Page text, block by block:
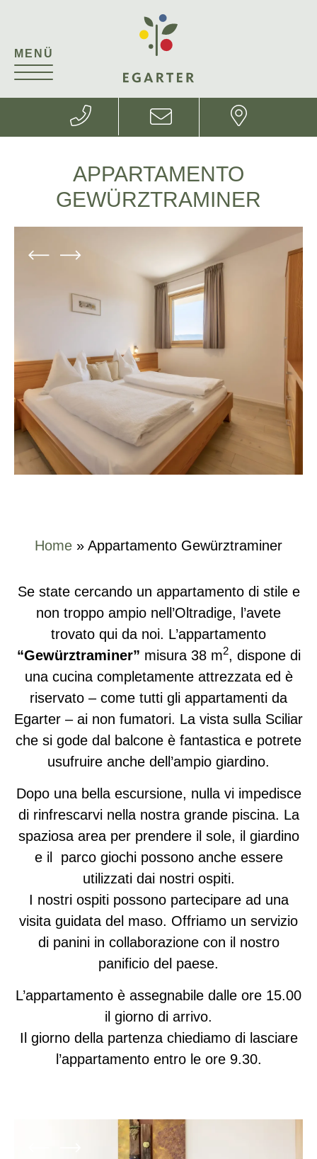
MENÜ
APPARTAMENTO
GEWÜRZTRAMINER
Home » Appartamento Gewürztraminer
Se state cercando un appartamento di stile e
non troppo ampio nell’Oltradige, l’avete
trovato qui da noi. L’appartamento
“Gewürztraminer” misura 38 m2, dispone di
una cucina completamente attrezzata ed è
riservato – come tutti gli appartamenti da
Egarter – ai non fumatori. La vista sulla Sciliar
che si gode dal balcone è fantastica e potrete
usufruire anche dell’ampio giardino.
Dopo una bella escursione, nulla vi impedisce
di rinfrescarvi nella nostra grande piscina. La
spaziosa area per prendere il sole, il giardino
e il parco giochi possono anche essere
utilizzati dai nostri ospiti.
I nostri ospiti possono partecipare ad una
visita guidata del maso. Offriamo un servizio
di panini in collaborazione con il nostro
panificio del paese.
L’appartamento è assegnabile dalle ore 15.00
il giorno di arrivo.
Il giorno della partenza chiediamo di lasciare
l’appartamento entro le ore 9.30.